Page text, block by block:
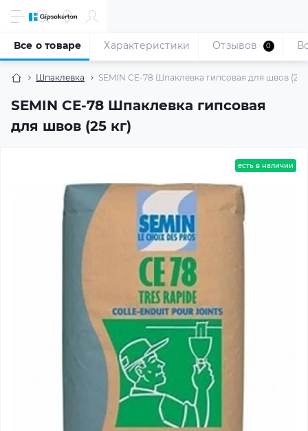
Шпаклевка SEMIN СЕ-78 Шпаклевка гипсовая для швов (25
SEMIN СЕ-78 Шпаклевка гипсовая
для швов (25 кг)
Все о товаре Характеристики Отзывов 0
есть в наличии